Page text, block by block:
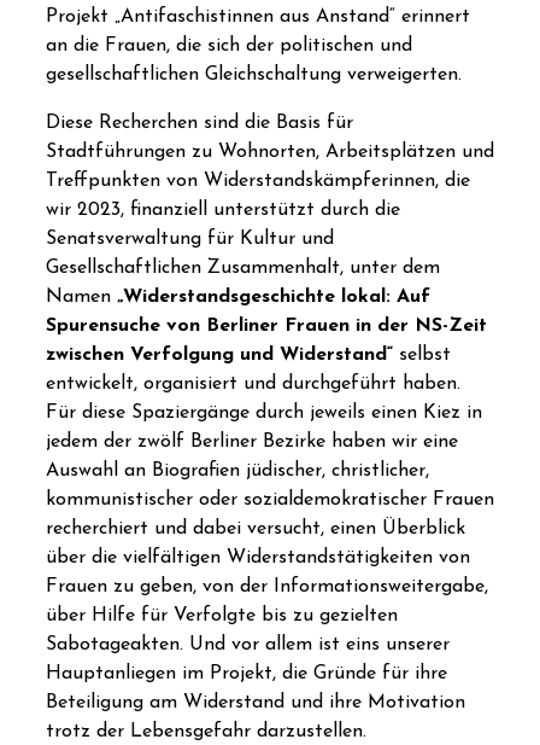
Projekt „Antifaschistinnen aus Anstand“ erinnert
an die Frauen, die sich der politischen und
gesellschaftlichen Gleichschaltung verweigerten.
Diese Recherchen sind die Basis für
Stadtführungen zu Wohnorten, Arbeitsplätzen und
Treffpunkten von Widerstandskämpferinnen, die
wir 2023, finanziell unterstützt durch die
Senatsverwaltung für Kultur und
Gesellschaftlichen Zusammenhalt, unter dem
Namen „Widerstandsgeschichte lokal: Auf
Spurensuche von Berliner Frauen in der NS-Zeit
zwischen Verfolgung und Widerstand“ selbst
entwickelt, organisiert und durchgeführt haben.
Für diese Spaziergänge durch jeweils einen Kiez in
jedem der zwölf Berliner Bezirke haben wir eine
Auswahl an Biografien jüdischer, christlicher,
kommunistischer oder sozialdemokratischer Frauen
recherchiert und dabei versucht, einen Überblick
über die vielfältigen Widerstandstätigkeiten von
Frauen zu geben, von der Informationsweitergabe,
über Hilfe für Verfolgte bis zu gezielten
Sabotageakten. Und vor allem ist eins unserer
Hauptanliegen im Projekt, die Gründe für ihre
Beteiligung am Widerstand und ihre Motivation
trotz der Lebensgefahr darzustellen.